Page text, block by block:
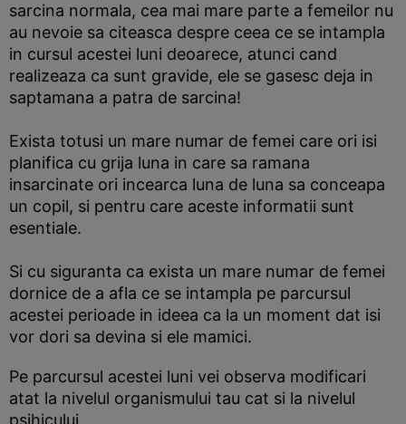
sarcina normala, cea mai mare parte a femeilor nu
au nevoie sa citeasca despre ceea ce se intampla
in cursul acestei luni deoarece, atunci cand
realizeaza ca sunt gravide, ele se gasesc deja in
saptamana a patra de sarcina!
Exista totusi un mare numar de femei care ori isi
planifica cu grija luna in care sa ramana
insarcinate ori incearca luna de luna sa conceapa
un copil, si pentru care aceste informatii sunt
esentiale.
Si cu siguranta ca exista un mare numar de femei
dornice de a afla ce se intampla pe parcursul
acestei perioade in ideea ca la un moment dat isi
vor dori sa devina si ele mamici.
Pe parcursul acestei luni vei observa modificari
atat la nivelul organismului tau cat si la nivelul
psihicului.